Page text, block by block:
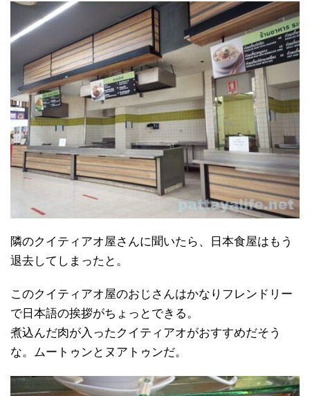
隣のクイティアオ屋さんに聞いたら、日本食屋はもう
退去してしまったと。
このクイティアオ屋のおじさんはかなりフレンドリー
で日本語の挨拶がちょっとできる。
煮込んだ肉が入ったクイティアオがおすすめだそう
な。ムートゥンとヌアトゥンだ。